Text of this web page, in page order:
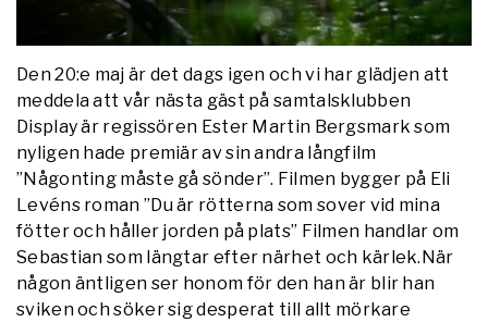
Den 20:e maj är det dags igen och vi har glädjen att
meddela att vår nästa gäst på samtalsklubben
Display är regissören Ester Martin Bergsmark som
nyligen hade premiär av sin andra långfilm
”Någonting måste gå sönder”. Filmen bygger på Eli
Levéns roman ”Du är rötterna som sover vid mina
fötter och håller jorden på plats” Filmen handlar om
Sebastian som längtar efter närhet och kärlek.När
någon äntligen ser honom för den han är blir han
sviken och söker sig desperat till allt mörkare